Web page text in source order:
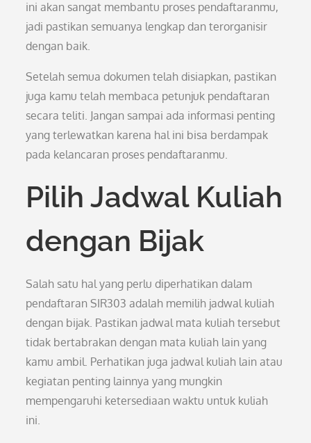
ini akan sangat membantu proses pendaftaranmu,
jadi pastikan semuanya lengkap dan terorganisir
dengan baik.
Setelah semua dokumen telah disiapkan, pastikan
juga kamu telah membaca petunjuk pendaftaran
secara teliti. Jangan sampai ada informasi penting
yang terlewatkan karena hal ini bisa berdampak
pada kelancaran proses pendaftaranmu.
Pilih Jadwal Kuliah
dengan Bijak
Salah satu hal yang perlu diperhatikan dalam
pendaftaran SIR303 adalah memilih jadwal kuliah
dengan bijak. Pastikan jadwal mata kuliah tersebut
tidak bertabrakan dengan mata kuliah lain yang
kamu ambil. Perhatikan juga jadwal kuliah lain atau
kegiatan penting lainnya yang mungkin
mempengaruhi ketersediaan waktu untuk kuliah
ini.